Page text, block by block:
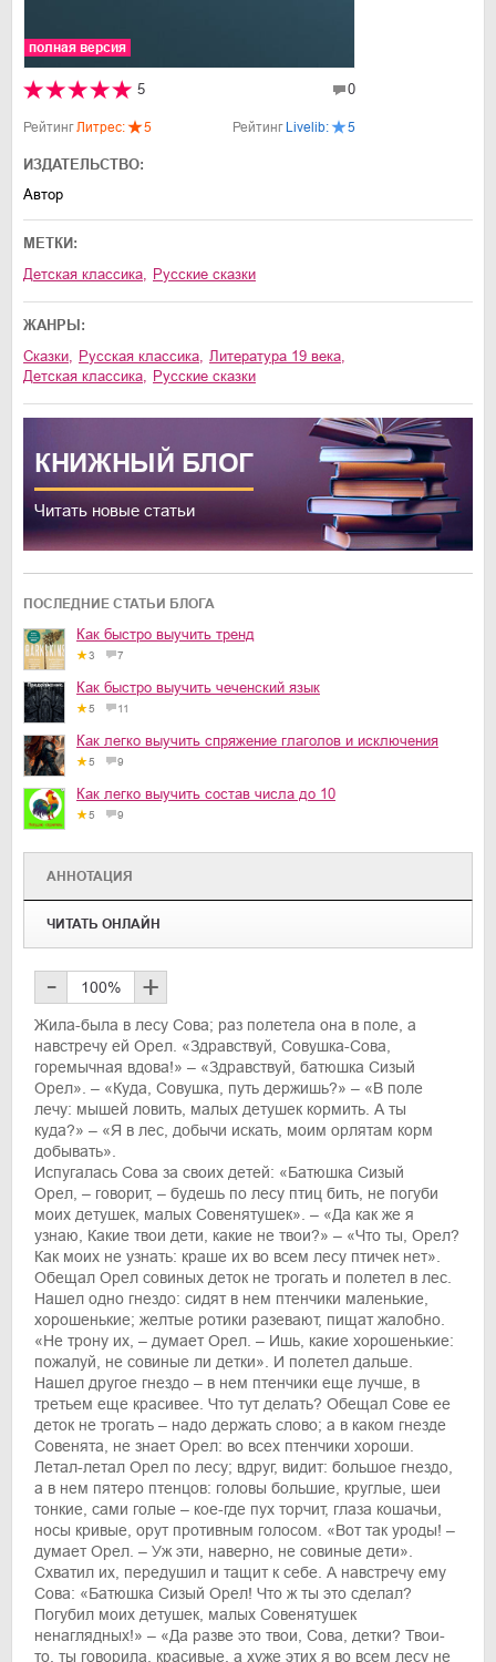
полная версия
5 0
РейтингЛитрес: 5 РейтингLivelib: 5
ИЗДАТЕЛЬСТВО:
Автор
МЕТКИ:
Детская классика
Русские сказки
ЖАНРЫ:
сказки
русская классика литература 19 века
детская классика
русские сказки
КНИЖНЫЙ БЛОГ
Читать новые статьи
ПОСЛЕДНИЕ СТАТЬИ БЛОГА
Как быстро выучить тренд
3 7
Как быстро выучить чеченский язык
5 11
Как легко выучить спряжение глаголов и исключения
5 9
Как легко выучить состав числа до 10
5 9
АННОТАЦИЯ
ЧИТАТЬ ОНЛАЙН
- 100% +
Жила-была в лесу Сова; раз полетела она в поле, а
навстречу ей Орел. «Здравствуй, Совушка-Сова,
горемычная вдова!» – «Здравствуй, батюшка Сизый
Орел». – «Куда, Совушка, путь держишь?» – «В поле
лечу: мышей ловить, малых детушек кормить. А ты
куда?» – «Я в лес, добычи искать, моим орлятам корм
добывать».
Испугалась Сова за своих детей: «Батюшка Сизый
Орел, – говорит, – будешь по лесу птиц бить, не погуби
моих детушек, малых Совенятушек». – «Да как же я
узнаю, Какие твои дети, какие не твои?» – «Что ты, Орел?
Как моих не узнать: краше их во всем лесу птичек нет».
Обещал Орел совиных деток не трогать и полетел в лес.
Нашел одно гнездо: сидят в нем птенчики маленькие,
хорошенькие; желтые ротики разевают, пищат жалобно.
«Не трону их, – думает Орел. – Ишь, какие хорошенькие:
пожалуй, не совиные ли детки». И полетел дальше.
Нашел другое гнездо – в нем птенчики еще лучше, в
третьем еще красивее. Что тут делать? Обещал Сове ее
деток не трогать – надо держать слово; а в каком гнезде
Совенята, не знает Орел: во всех птенчики хороши.
Летал-летал Орел по лесу; вдруг, видит: большое гнездо,
а в нем пятеро птенцов: головы большие, круглые, шеи
тонкие, сами голые – кое-где пух торчит, глаза кошачьи,
носы кривые, орут противным голосом. «Вот так уроды! –
думает Орел. – Уж эти, наверно, не совиные дети».
Схватил их, передушил и тащит к себе. А навстречу ему
Сова: «Батюшка Сизый Орел! Что ж ты это сделал?
Погубил моих детушек, малых Совенятушек
ненаглядных!» – «Да разве это твои, Сова, детки? Твои-
то, ты говорила, красивые, а хуже этих я во всем лесу не